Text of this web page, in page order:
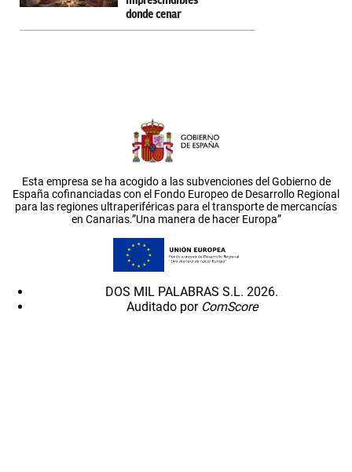
donde cenar
Esta empresa se ha acogido a las subvenciones del Gobierno de
España cofinanciadas con el Fondo Europeo de Desarrollo Regional
para las regiones ultraperiféricas para el transporte de mercancías
en Canarias.”Una manera de hacer Europa”
DOS MIL PALABRAS S.L. 2026.
Auditado por ComScore